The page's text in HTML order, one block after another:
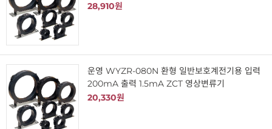
28,910원
운영 WYZR-080N 환형 일반보호계전기용 입력
200mA 출력 1.5mA ZCT 영상변류기
20,330원